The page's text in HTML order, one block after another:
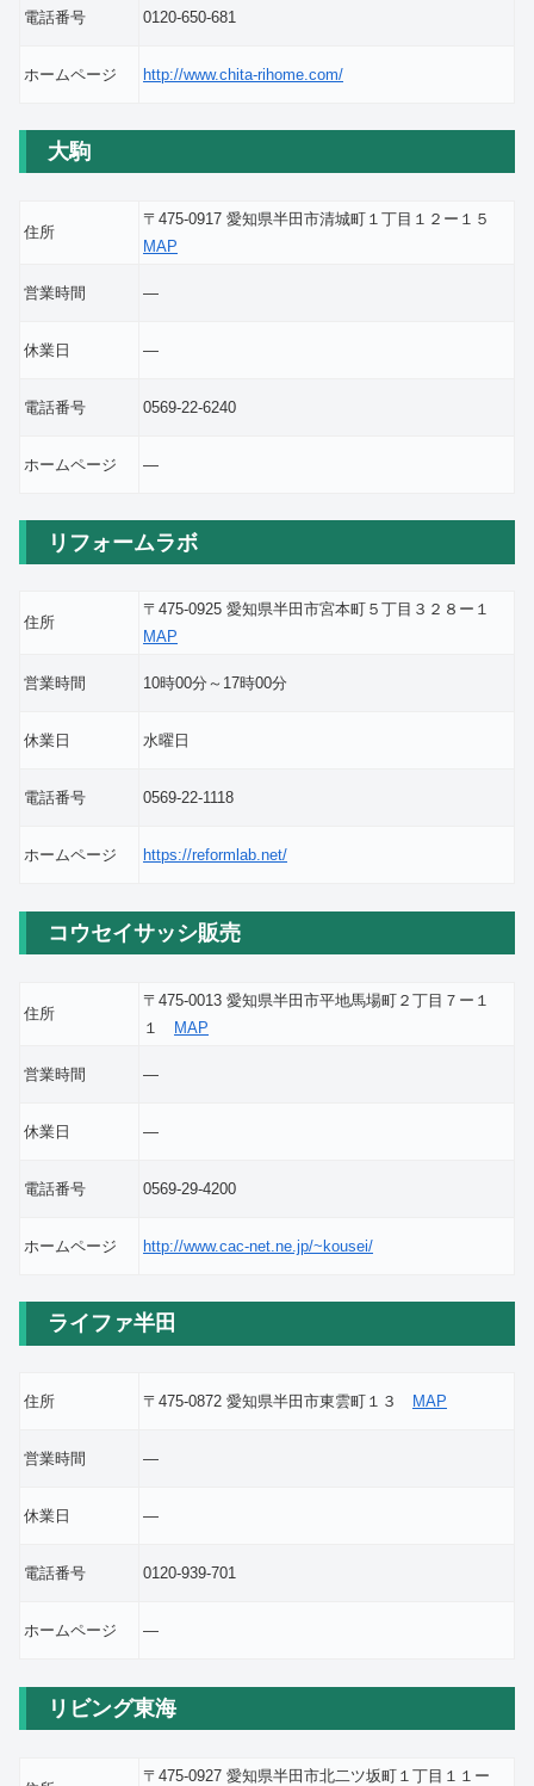
電話番号 0120-650-681
ホームページ http://www.chita-rihome.com/
大駒
住所
〒475-0917 愛知県半田市清城町１丁目１２ー１５
MAP
営業時間 ―
休業日 ―
電話番号 0569-22-6240
ホームページ ―
リフォームラボ
住所
〒475-0925 愛知県半田市宮本町５丁目３２８ー１
MAP
営業時間 10時00分～17時00分
休業日 水曜日
電話番号 0569-22-1118
ホームページ https://reformlab.net/
コウセイサッシ販売
住所
〒475-0013 愛知県半田市平地馬場町２丁目７ー１
１
MAP
営業時間 ―
休業日 ―
電話番号 0569-29-4200
ホームページ http://www.cac-net.ne.jp/~kousei/
ライファ半田
住所 〒475-0872 愛知県半田市東雲町１３ MAP
営業時間 ―
休業日 ―
電話番号 0120-939-701
ホームページ ―
リビング東海
〒475-0927 愛知県半田市北二ツ坂町１丁目１１ー